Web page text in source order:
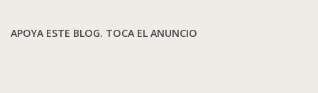
APOYA ESTE BLOG. TOCA EL ANUNCIO